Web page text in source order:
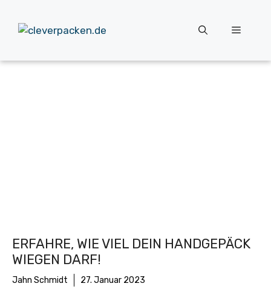
Inhalt
springen
Menü
ERFAHRE, WIE VIEL DEIN HANDGEPÄCK
WIEGEN DARF!
Jahn Schmidt 27. Januar 2023